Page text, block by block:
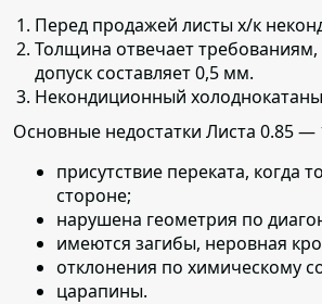
Перед продажей листы х/к
Толщина отвечает
допуск составляет 0,5 мм.
Некондиционный
Основные недостатки Листа 0.85 —
присутствие переката, когда
стороне;
нарушена геометрия по
имеются загибы, неровная
отклонения по химическому
царапины.